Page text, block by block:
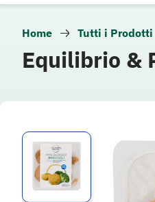
Home Tutti i Prodotti
Equilibrio &